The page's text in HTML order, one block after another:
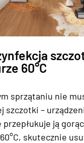
60°C
sprzątaniu nie
szczotki –
ją
skutecznie